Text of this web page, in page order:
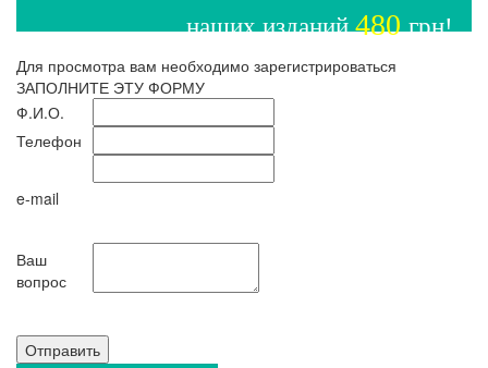
наших изданий480грн!
Для просмотра вам необходимо зарегистрироваться
ЗАПОЛНИТЕ ЭТУ ФОРМУ
Ф.И.О.
Телефон
e-mail
Ваш
вопрос
Отправить